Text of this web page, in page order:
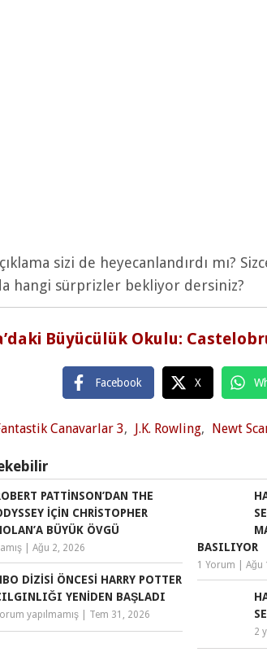
sizi de heyecanlandırdı mı?
hangi sürprizler bekliyor dersiniz?
Büyücülük Okulu:
Facebook X
Canavarlar 3, J.K. Rowling, Newt
PATTINSON’DAN THE
IÇIN CHRISTOPHER
BÜYÜK ÖVGÜ
Ağu 2, 2026
BASILIYOR
1 Yorum |Ağu
DIZISI ÖNCESI HARRY POTTER
YENIDEN BAŞLADI
yapılmamış Tem 31, 2026
2